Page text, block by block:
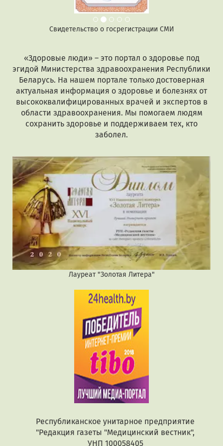
Свидетельство о госрегистрации СМИ
«Здоровые люди» – это портал о здоровье под
эгидой Министерства здравоохранения Республики
Беларусь. На нашем портале только достоверная
актуальная информация о здоровье и болезнях от
высококвалифицированных врачей и экспертов в
области здравоохранения. Мы помогаем людям
сохранить здоровье и поддерживаем тех, кто
заболел.
Лауреат "Золотая Литера"
Республиканское унитарное предприятие
"Редакция газеты "Медицинский вестник",
УНП 100058405